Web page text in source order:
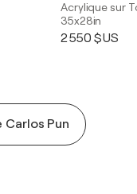
Acrylique sur
35x28in
2 550 $US
Pun